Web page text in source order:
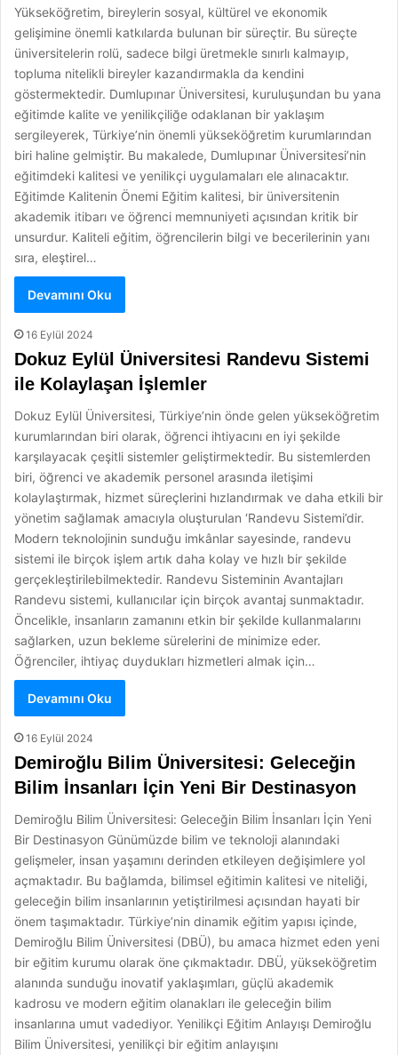
Yükseköğretim, bireylerin sosyal, kültürel ve ekonomik
gelişimine önemli katkılarda bulunan bir süreçtir. Bu süreçte
üniversitelerin rolü, sadece bilgi üretmekle sınırlı kalmayıp,
topluma nitelikli bireyler kazandırmakla da kendini
göstermektedir. Dumlupınar Üniversitesi, kuruluşundan bu yana
eğitimde kalite ve yenilikçiliğe odaklanan bir yaklaşım
sergileyerek, Türkiye’nin önemli yükseköğretim kurumlarından
biri haline gelmiştir. Bu makalede, Dumlupınar Üniversitesi’nin
eğitimdeki kalitesi ve yenilikçi uygulamaları ele alınacaktır.
Eğitimde Kalitenin Önemi Eğitim kalitesi, bir üniversitenin
akademik itibarı ve öğrenci memnuniyeti açısından kritik bir
unsurdur. Kaliteli eğitim, öğrencilerin bilgi ve becerilerinin yanı
sıra, eleştirel…
Devamını Oku
16 Eylül 2024
Dokuz Eylül Üniversitesi Randevu Sistemi
ile Kolaylaşan İşlemler
Dokuz Eylül Üniversitesi, Türkiye’nin önde gelen yükseköğretim
kurumlarından biri olarak, öğrenci ihtiyacını en iyi şekilde
karşılayacak çeşitli sistemler geliştirmektedir. Bu sistemlerden
biri, öğrenci ve akademik personel arasında iletişimi
kolaylaştırmak, hizmet süreçlerini hızlandırmak ve daha etkili bir
yönetim sağlamak amacıyla oluşturulan ‘Randevu Sistemi’dir.
Modern teknolojinin sunduğu imkânlar sayesinde, randevu
sistemi ile birçok işlem artık daha kolay ve hızlı bir şekilde
gerçekleştirilebilmektedir. Randevu Sisteminin Avantajları
Randevu sistemi, kullanıcılar için birçok avantaj sunmaktadır.
Öncelikle, insanların zamanını etkin bir şekilde kullanmalarını
sağlarken, uzun bekleme sürelerini de minimize eder.
Öğrenciler, ihtiyaç duydukları hizmetleri almak için…
Devamını Oku
16 Eylül 2024
Demiroğlu Bilim Üniversitesi: Geleceğin
Bilim İnsanları İçin Yeni Bir Destinasyon
Demiroğlu Bilim Üniversitesi: Geleceğin Bilim İnsanları İçin Yeni
Bir Destinasyon Günümüzde bilim ve teknoloji alanındaki
gelişmeler, insan yaşamını derinden etkileyen değişimlere yol
açmaktadır. Bu bağlamda, bilimsel eğitimin kalitesi ve niteliği,
geleceğin bilim insanlarının yetiştirilmesi açısından hayati bir
önem taşımaktadır. Türkiye’nin dinamik eğitim yapısı içinde,
Demiroğlu Bilim Üniversitesi (DBÜ), bu amaca hizmet eden yeni
bir eğitim kurumu olarak öne çıkmaktadır. DBÜ, yükseköğretim
alanında sunduğu inovatif yaklaşımları, güçlü akademik
kadrosu ve modern eğitim olanakları ile geleceğin bilim
insanlarına umut vadediyor. Yenilikçi Eğitim Anlayışı Demiroğlu
Bilim Üniversitesi, yenilikçi bir eğitim anlayışını